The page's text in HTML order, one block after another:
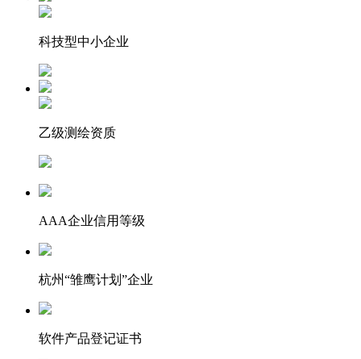
科技型中小企业
乙级测绘资质
AAA企业信用等级
杭州“雏鹰计划”企业
软件产品登记证书